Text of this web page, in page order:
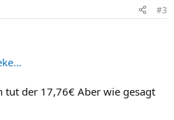
#3
tut der 17,76€ Aber wie gesagt